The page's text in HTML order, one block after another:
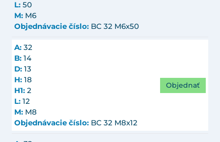
L: 50
M: M6
Objednávacie číslo: BC 32 M6x50
A: 32
B: 14
D: 13
H: 18
H1: 2
L: 12
M: M8
Objednávacie číslo: BC 32 M8x12
Objednať